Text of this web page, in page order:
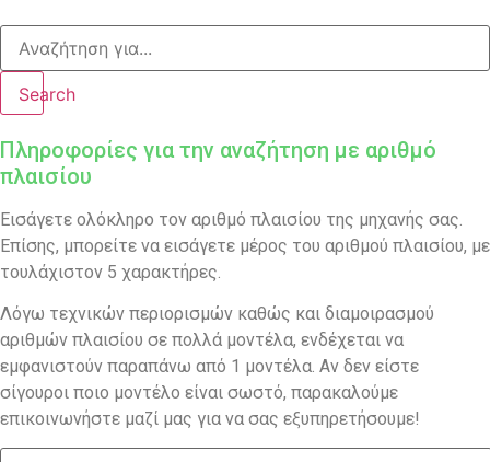
Search
Πληροφορίες για την αναζήτηση με αριθμό
πλαισίου
Εισάγετε ολόκληρο τον αριθμό πλαισίου της μηχανής σας.
Επίσης, μπορείτε να εισάγετε μέρος του αριθμού πλαισίου, με
τουλάχιστον 5 χαρακτήρες.
Λόγω τεχνικών περιορισμών καθώς και διαμοιρασμού
αριθμών πλαισίου σε πολλά μοντέλα, ενδέχεται να
εμφανιστούν παραπάνω από 1 μοντέλα. Αν δεν είστε
σίγουροι ποιο μοντέλο είναι σωστό, παρακαλούμε
επικοινωνήστε μαζί μας για να σας εξυπηρετήσουμε!